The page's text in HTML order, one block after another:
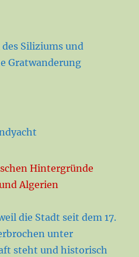
Siliziums und
Gratwanderung
Hintergründe
Algerien
die Stadt seit dem 17.
unter
steht und historisch